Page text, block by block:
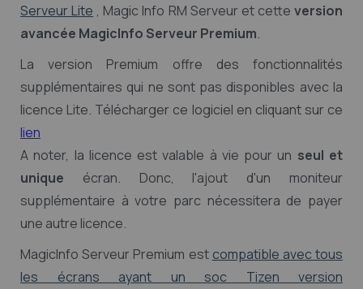
Serveur Lite , Magic Info RM Serveur et cetteversion
avancée MagicInfo Serveur Premium.
La version Premium offre des fonctionnalités
supplémentaires qui ne sont pas disponibles avec la
licence Lite. Télécharger ce logiciel en cliquant sur ce
lien
A noter, la licence est valable à vie pour un seul et
unique écran. Donc, l'ajout d'un moniteur
supplémentaire à votre parc nécessitera de payer
une autre licence.
MagicInfo Serveur Premium est compatible avec tous
les écrans ayant un soc Tizen version